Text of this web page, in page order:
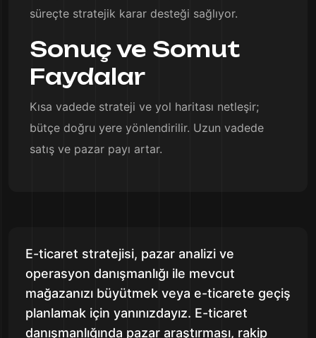
süreçte stratejik karar desteği sağlıyor.
Sonuç ve Somut
Faydalar
Kısa vadede strateji ve yol haritası netleşir;
bütçe doğru yere yönlendirilir. Uzun vadede
satış ve pazar payı artar.
E-ticaret stratejisi, pazar analizi ve
operasyon danışmanlığı ile mevcut
mağazanızı büyütmek veya e-ticarete geçiş
planlamak için yanınızdayız. E-ticaret
danışmanlığında pazar araştırması, rakip